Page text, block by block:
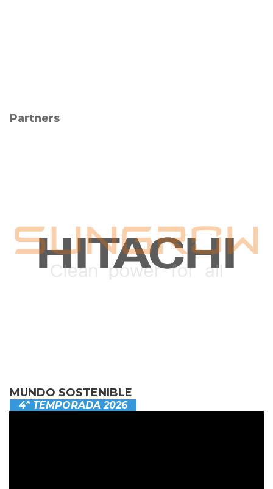
Partners
MUNDO SOSTENIBLE
4ª TEMPORADA 2026